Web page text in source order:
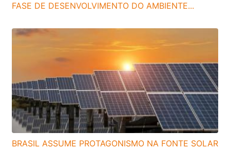
FASE DE DESENVOLVIMENTO DO AMBIENTE...
BRASIL ASSUME PROTAGONISMO NA FONTE SOLAR